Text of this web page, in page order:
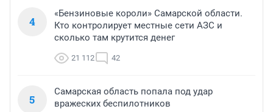
4
«Бензиновые короли» Самарской области.
Кто контролирует местные сети АЗС и
сколько там крутится денег
21 112 42
5
Самарская область попала под удар
вражеских беспилотников